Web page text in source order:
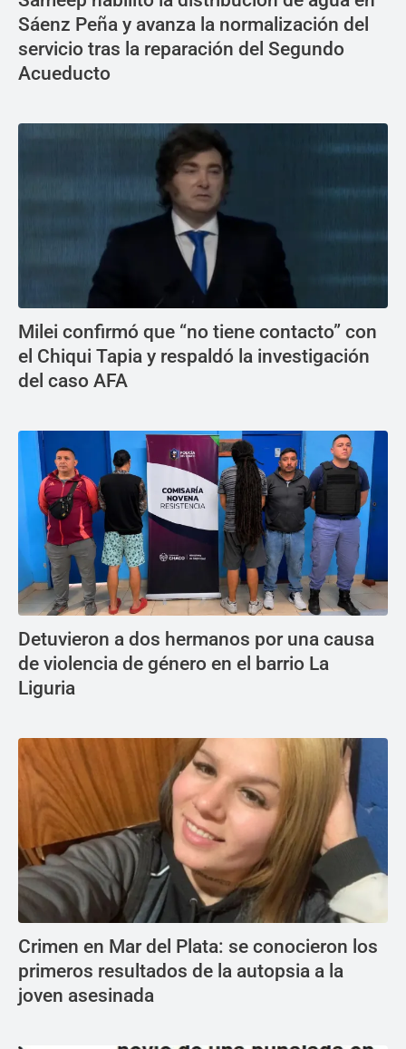
Sáenz Peña y avanza la normalización del
servicio tras la reparación del Segundo
Acueducto
Milei confirmó que “no tiene contacto” con
el Chiqui Tapia y respaldó la investigación
del caso AFA
Detuvieron a dos hermanos por una causa
de violencia de género en el barrio La
Liguria
Crimen en Mar del Plata: se conocieron los
primeros resultados de la autopsia a la
joven asesinada